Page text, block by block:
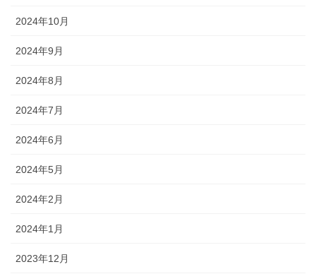
2024年10月
2024年9月
2024年8月
2024年7月
2024年6月
2024年5月
2024年2月
2024年1月
2023年12月